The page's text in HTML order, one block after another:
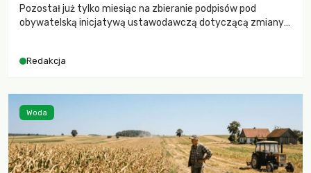
Pozostał już tylko miesiąc na zbieranie podpisów pod
obywatelską inicjatywą ustawodawczą dotyczącą zmiany
niezwykle korzystne rozwiązania dla przyrody i zwierząt,
funkcjonowania łowiectwa w Polsce.
Redakcja
Woda